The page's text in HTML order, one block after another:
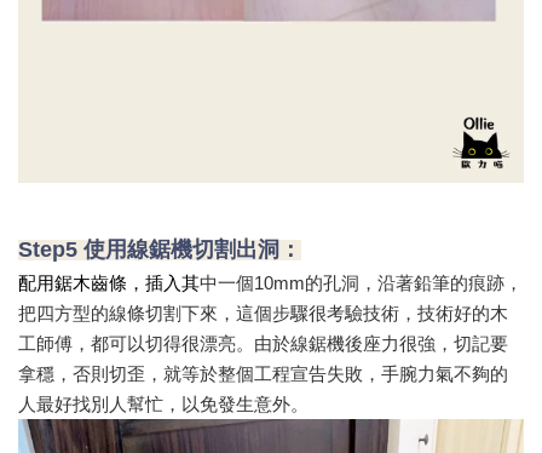
Step5 使用線鋸機切割出洞：
配用鋸木齒條，插入其中一個10mm的孔洞，沿著鉛筆的痕跡，
把四方型的線條切割下來，這個步驟很考驗技術，技術好的木
工師傅，都可以切得很漂亮。由於線鋸機後座力很強，切記要
拿穩，否則切歪，就等於整個工程宣告失敗，手腕力氣不夠的
人最好找別人幫忙，以免發生意外。